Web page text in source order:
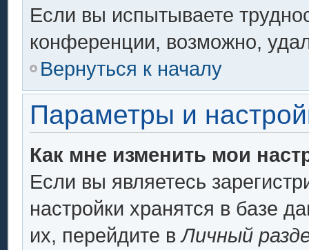
Если вы испытываете
конференции, возможно,
Вернуться к началу
Параметры и
Как мне изменить мои
Если вы являетесь
настройки хранятся в базе
их, перейдите вЛичный